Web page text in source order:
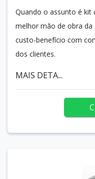
Quando o assunto é kit
melhor mão de obra da
custo-benefício com
dos clientes.
MAIS DETA...